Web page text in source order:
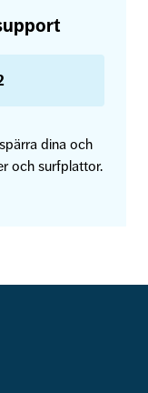
dina och
och surfplattor.